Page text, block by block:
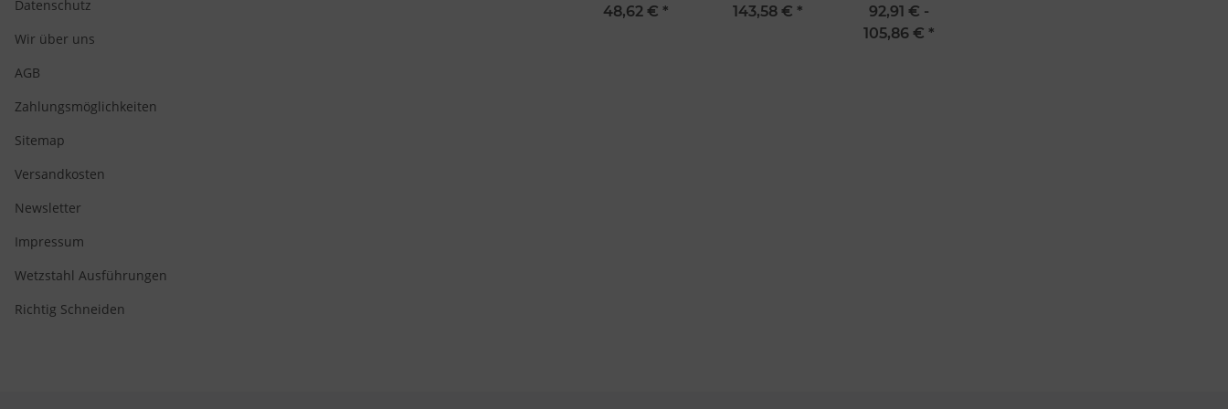
Griff 14 cm von
48,62 € *
25 cm von Dick
143,58 € *
17 cm von Dick
92,91 € -
105,86 € *
Datenschutz
Wir über uns
AGB
Zahlungsmöglichkeiten
Sitemap
Versandkosten
Newsletter
Impressum
Wetzstahl Ausführungen
Richtig Schneiden